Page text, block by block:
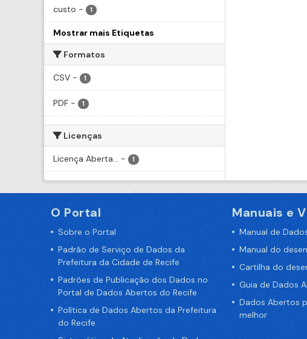
custo - 1
Mostrar mais Etiquetas
Formatos
CSV - 1
PDF - 1
Licenças
Licença Aberta... - 1
O Portal
Sobre o Portal
Padrão de Serviço de Dados da
Prefeitura da Cidade de Recife
Padrões de Publicação dos Dados no
Portal de Dados Abertos do Recife
Política de Dados Abertos da Prefeitura
do Recife
Manuais e
Manual de
Manual do
Cartilha do
Guia de Dados
Dados Abertos
melhor